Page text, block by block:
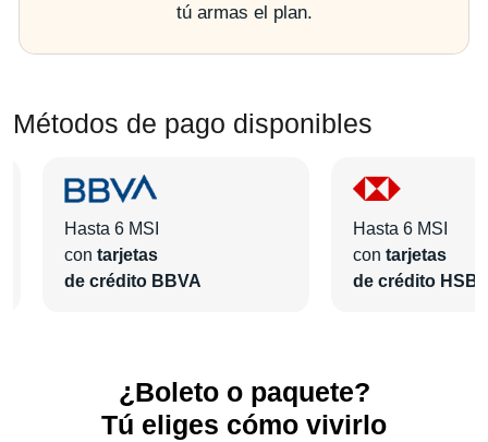
tú armas el plan.
Métodos de pago disponibles
Hasta 6 MSI
con tarjetas
de crédito BBVA
Hasta 6 MSI
con tarjetas
de crédito
¿Boleto o paquete?
Tú eliges cómo vivirlo